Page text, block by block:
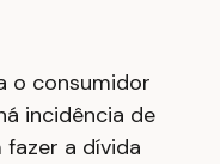
o consumidor
incidência de
a dívida